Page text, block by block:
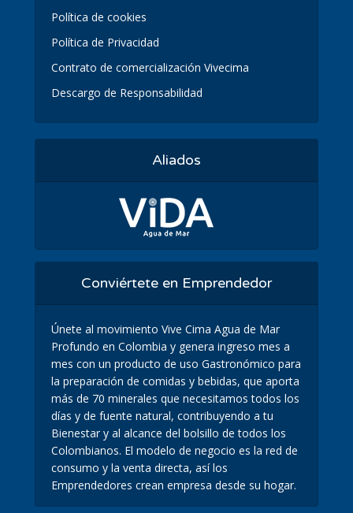
Política de cookies
Política de Privacidad
Contrato de comercialización Vivecima
Descargo de Responsabilidad
Aliados
Conviértete en Emprendedor
Únete al movimiento Vive Cima Agua de Mar
Profundo en Colombia y genera ingreso mes a
mes con un producto de uso Gastronómico para
la preparación de comidas y bebidas, que aporta
más de 70 minerales que necesitamos todos los
días y de fuente natural, contribuyendo a tu
Bienestar y al alcance del bolsillo de todos los
Colombianos. El modelo de negocio es la red de
consumo y la venta directa, así los
Emprendedores crean empresa desde su hogar.